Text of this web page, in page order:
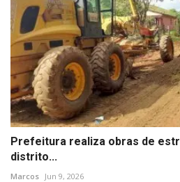
Prefeitura realiza obras de
distrito...
Marcos Jun 9, 2026